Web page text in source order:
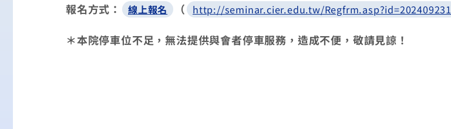
報名方式：
線上報名 （ http://seminar.cier.edu.tw/Regfrm.asp?id=202409231
＊本院停車位不足，無法提供與會者停車服務，造成不便，敬請見諒！